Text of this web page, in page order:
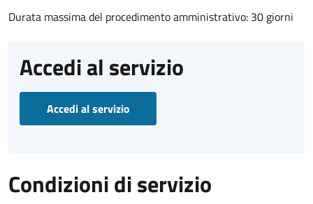
Durata massima del procedimento amministrativo: 30 giorni
Accedi al servizio
Accedi al servizio
Condizioni di servizio